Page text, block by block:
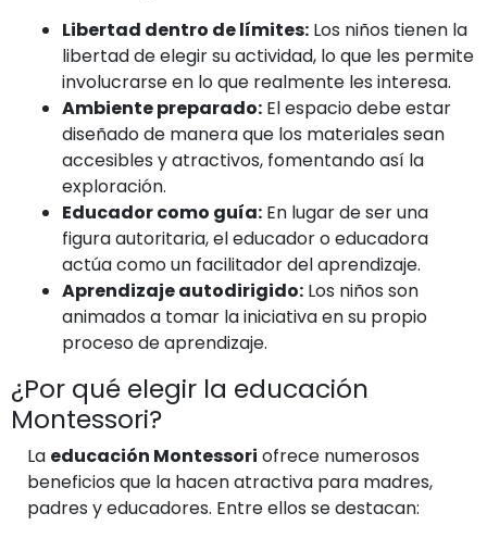
Libertad dentro de límites: Los niños tienen la
libertad de elegir su actividad, lo que les permite
involucrarse en lo que realmente les interesa.
Ambiente preparado: El espacio debe estar
diseñado de manera que los materiales sean
accesibles y atractivos, fomentando así la
exploración.
Educador como guía: En lugar de ser una
figura autoritaria, el educador o educadora
actúa como un facilitador del aprendizaje.
Aprendizaje autodirigido: Los niños son
animados a tomar la iniciativa en su propio
proceso de aprendizaje.
¿Por qué elegir la educación
Montessori?
La educación Montessori ofrece numerosos
beneficios que la hacen atractiva para madres,
padres y educadores. Entre ellos se destacan: